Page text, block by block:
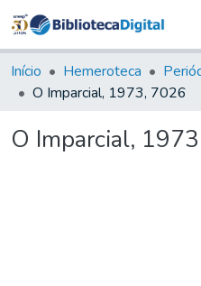
&
Início Hemeroteca
O Imparcial, 1973, 7026
O Imparcial,